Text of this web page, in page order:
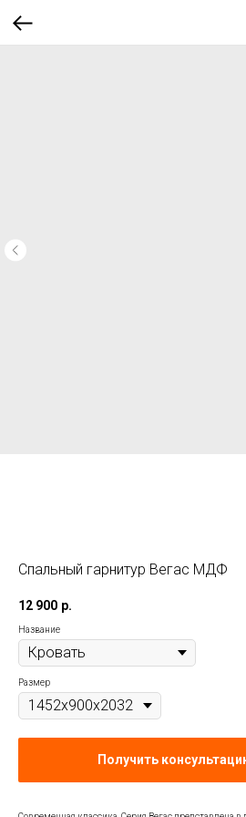
Спальный гарнитур Вегас МДФ
12 900 р.
Название
Размер
Получить